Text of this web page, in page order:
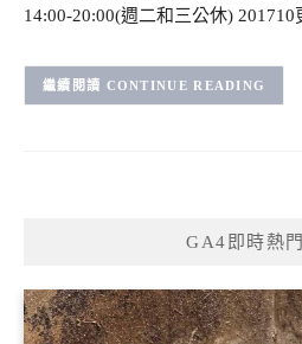
14:00-20:00(週二和三公休)
CONTINUE READING
GA4即時熱